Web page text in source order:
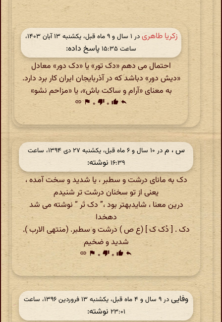
زکریا طاهری
در ‫۱ سال و ۹ ماه قبل، یکشنبه ۱۳ آبان ۱۴۰۳،
ساعت ۱۵:۳۵
پاسخ داده:
احتمال می دهم «دک تور» یا «دک دور» معادل
«دیش دور» دباشد که در آذربایجان ایران کار برد دارد.
به معنای «آرام و ساکت باش»، یا «مزاحم نشو»
reply
thumb_up ۰ thumb_down ۰ flag
link
س ، م
در ‫۱۰ سال و ۶ ماه قبل، یکشنبه ۲۷ دی ۱۳۹۴، ساعت
۱۶:۳۹ نوشته:
دک به مانای درشت و سطبر ، یا شدید و سخت آمده ،
یعنی از تو سخنان درشت تر شنیدم
درین معنا ، شایدبهتر بود ،” دک تَر “ نوشته می شد
دهخدا
دک . [ دُک ک ] (ع ص ) درشت و سطبر. (منتهی الارب ).
شدید و ضخیم
reply
thumb_up ۰ thumb_down ۰ flag
link
وفایی
در ‫۹ سال و ۴ ماه قبل، یکشنبه ۱۳ فروردین ۱۳۹۶، ساعت
۲۳:۰۱ نوشته: